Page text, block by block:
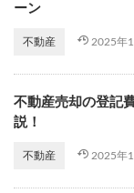
ーン
不動産 2025年
不動産売却の登記
説！
不動産 2025年